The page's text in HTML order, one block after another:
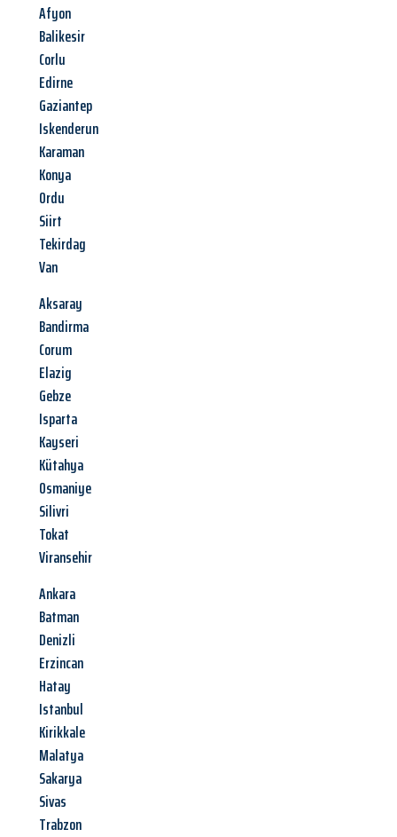
Afyon
Balikesir
Corlu
Edirne
Gaziantep
Iskenderun
Karaman
Konya
Ordu
Siirt
Tekirdag
Van
Aksaray
Bandirma
Corum
Elazig
Gebze
Isparta
Kayseri
Kütahya
Osmaniye
Silivri
Tokat
Viransehir
Ankara
Batman
Denizli
Erzincan
Hatay
Istanbul
Kirikkale
Malatya
Sakarya
Sivas
Trabzon